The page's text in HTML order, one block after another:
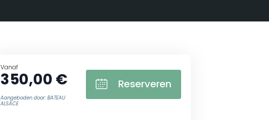
Vanaf
350,00 €
Aangeboden door: BATEAU
ALSACE
Reserveren